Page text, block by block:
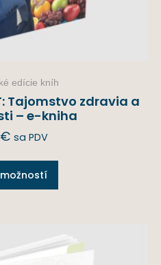
edície kníh
Tajomstvo zdravia a
– e-kniha
€ sa PDV